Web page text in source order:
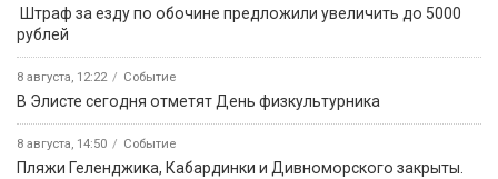
️ Штраф за езду по обочине предложили увеличить до 5000
рублей
8 августа, 12:22 Событие
В Элисте сегодня отметят День физкультурника
8 августа, 14:50 Событие
️Пляжи Геленджика, Кабардинки и Дивноморского закрыты.